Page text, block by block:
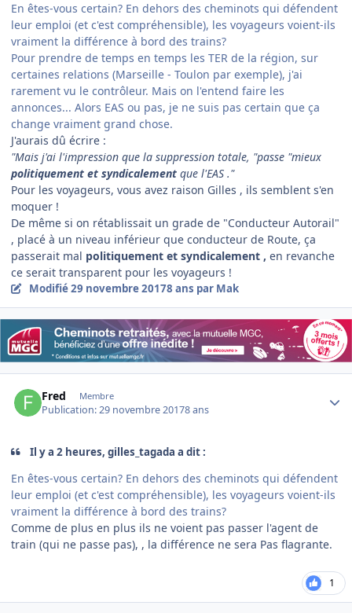
En êtes-vous certain? En dehors des cheminots qui défendent
leur emploi (et c'est compréhensible), les voyageurs voient-ils
vraiment la différence à bord des trains?
Pour prendre de temps en temps les TER de la région, sur
certaines relations (Marseille - Toulon par exemple), j'ai
rarement vu le contrôleur. Mais on l'entend faire les
annonces... Alors EAS ou pas, je ne suis pas certain que ça
change vraiment grand chose.
J'aurais dû écrire :
"Mais j'ai l'impression que la suppression totale, "passe "mieux
politiquement et syndicalement que l'EAS ."
Pour les voyageurs, vous avez raison Gilles , ils semblent s'en
moquer !
De même si on rétablissait un grade de "Conducteur Autorail"
, placé à un niveau inférieur que conducteur de Route, ça
passerait mal politiquement et syndicalement , en revanche
ce serait transparent pour les voyageurs !
Modifié29 novembre 20178 ans par Mak
Fred Membre
Publication:29 novembre 20178 ans
Il y a 2 heures, gilles_tagada a dit :
En êtes-vous certain? En dehors des cheminots qui défendent
leur emploi (et c'est compréhensible), les voyageurs voient-ils
vraiment la différence à bord des trains?
Comme de plus en plus ils ne voient pas passer l'agent de
train (qui ne passe pas), , la différence ne sera Pas flagrante.
1